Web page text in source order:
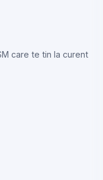
care te tin la curent